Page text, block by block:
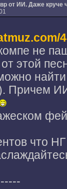
от ИИ. Даже круче
не
этой
Причем
что